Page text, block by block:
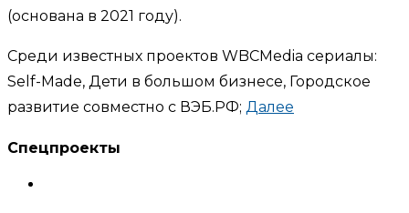
(основана в 2021 году).
Среди известных проектов WBCMedia сериалы:
Self-Made, Дети в большом бизнесе, Городское
развитие совместно с ВЭБ.РФ; Далее
Спецпроекты